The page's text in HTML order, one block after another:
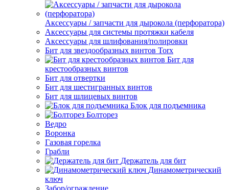
Аксессуары / запчасти для дырокола (перфоратора)
Аксессуары для системы протяжки кабеля
Аксессуары для шлифования/полировки
Бит для звездообразных винтов Torx
Бит для
крестообразных винтов
Бит для отвертки
Бит для шестигранных винтов
Бит для шлицевых винтов
Блок для подъемника
Болторез
Ведро
Воронка
Газовая горелка
Грабли
Держатель для бит
Динамометрический
ключ
Забор/ограждение